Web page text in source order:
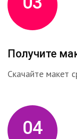
Получите
Скачайте макет
04